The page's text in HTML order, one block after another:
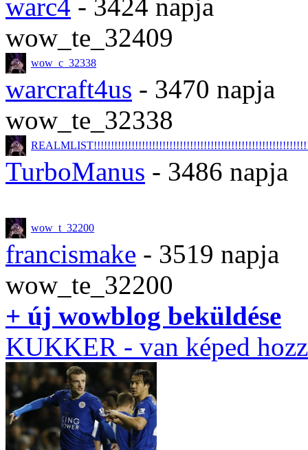
warc4 - 3424 napja
wow_te_32409
wow_c_32338
warcraft4us - 3470 napja
wow_te_32338
TurboManus - 3486 napja
wow_t_32200
francismake - 3519 napja
wow_te_32200
+ új wowblog beküldése
KUKKER - van képed